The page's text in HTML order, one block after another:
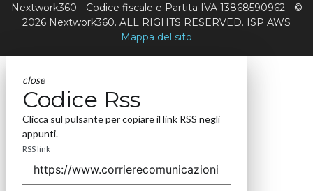
Nextwork360 - Codice fiscale e Partita IVA 13868590962 - ©
2026 Nextwork360. ALL RIGHTS RESERVED. ISP AWS
Mappa del sito
close
Codice Rss
Clicca sul pulsante per copiare il link RSS negli
appunti.
RSS link